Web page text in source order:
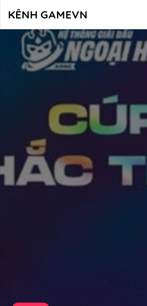
KÊNH GAMEVN